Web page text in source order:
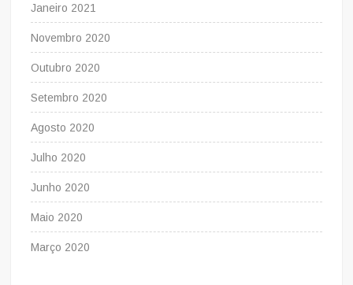
Janeiro 2021
Novembro 2020
Outubro 2020
Setembro 2020
Agosto 2020
Julho 2020
Junho 2020
Maio 2020
Março 2020